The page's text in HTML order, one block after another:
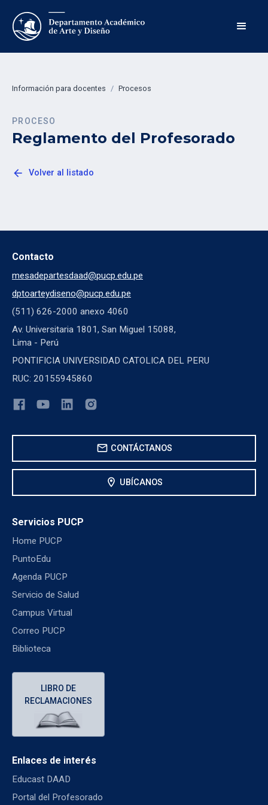
Información para docentes / Procesos
PROCESO
Reglamento del Profesorado
arrow_back Volver al listado
Contacto
mesadepartesdaad@pucp.edu.pe
dptoarteydiseno@pucp.edu.pe
(511) 626-2000 anexo 4060
Av. Universitaria 1801, San Miguel 15088,
Lima - Perú
PONTIFICIA UNIVERSIDAD CATOLICA DEL PERU
RUC: 20155945860
mail CONTÁCTANOS
location_on UBÍCANOS
Servicios PUCP
Home PUCP
PuntoEdu
Agenda PUCP
Servicio de Salud
Campus Virtual
Correo PUCP
Biblioteca
LIBRO DE
RECLAMACIONES
Enlaces de interés
Educast DAAD
Portal del Profesorado